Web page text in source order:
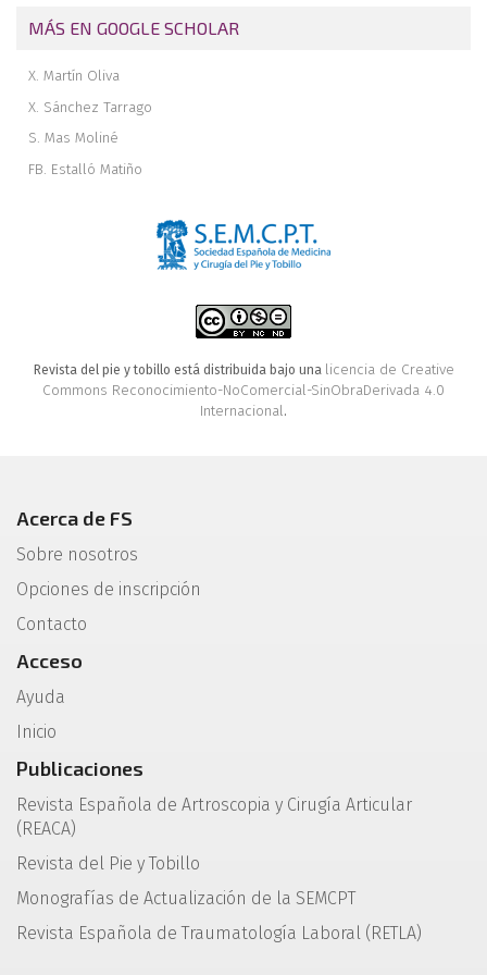
MÁS EN GOOGLE SCHOLAR
X. Martín Oliva
X. Sánchez Tarrago
S. Mas Moliné
FB. Estalló Matiño
Revista del pie y tobillo está distribuida bajo una licencia de Creative
Commons Reconocimiento-NoComercial-SinObraDerivada 4.0
Internacional.
Acerca de FS
Sobre nosotros
Opciones de inscripción
Contacto
Acceso
Ayuda
Inicio
Publicaciones
Revista Española de Artroscopia y Cirugía Articular
(REACA)
Revista del Pie y Tobillo
Monografías de Actualización de la SEMCPT
Revista Española de Traumatología Laboral (RETLA)